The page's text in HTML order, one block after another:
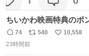
ちいかわ映画特典のボ
辞退すれば良いのに白
返
信
74
リ
ポ
540
い
10,558
23時間前